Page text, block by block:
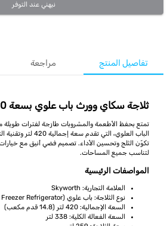
نبهني عند التوفر
تفاصيل المنتج مراجعة
ثلاجة سكاي وورث باب علوي بسعة 420 لتر - لون فضي
تمتع بحفظ الأطعمة والمشروبات طازجة لفترات
تكوّن الثلج وتحسين الأداء. تصميم فضي أنيق مع
لتناسب جميع المساحات.
المواصفات الرئيسية
العلامة التجارية: Skyworth
نوع الثلاجة: باب علوي (Top Mount Freezer Refrigerator)
السعة الإجمالية: 420 لتر (14.8 قدم مكعب)
السعة الفعالة الكلية: 338 لتر